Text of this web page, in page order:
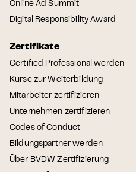
Online Ad Summit
Digital Responsibility Award
Zertifikate
Certified Professional werden
Kurse zur Weiterbildung
Mitarbeiter zertifizieren
Unternehmen zertifizieren
Codes of Conduct
Bildungspartner werden
Über BVDW Zertifizierung